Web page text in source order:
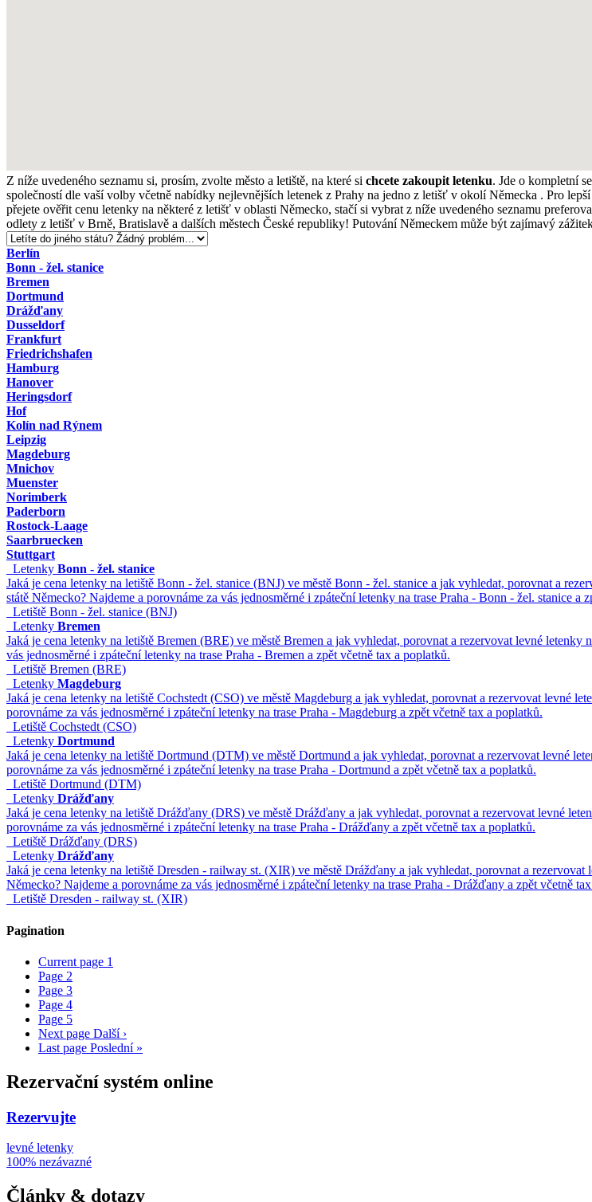
Z níže uvedeného seznamu si, prosím, zvolte město a letiště, na které si chcete zakoupit letenku. Jde o kompletní
společností dle vaší volby včetně nabídky nejlevnějších letenek z Prahy na jedno z letišť v okolí Německa . Pro
přejete ověřit cenu letenky na některé z letišť v oblasti Německo, stačí si vybrat z níže uvedeného seznamu
odlety z letišť v Brně, Bratislavě a dalších městech České republiky! Putování Německem může být zajímavý
Berlín
Bonn - žel. stanice
Bremen
Dortmund
Drážďany
Dusseldorf
Frankfurt
Friedrichshafen
Hamburg
Hanover
Heringsdorf
Hof
Kolín nad Rýnem
Leipzig
Magdeburg
Mnichov
Muenster
Norimberk
Paderborn
Rostock-Laage
Saarbruecken
Stuttgart
Letenky Bonn - žel. stanice
Jaká je cena letenky na letiště Bonn - žel. stanice (BNJ) ve městě Bonn - žel. stanice a jak vyhledat, porovnat a
státě Německo? Najdeme a porovnáme za vás jednosměrné i zpáteční letenky na trase Praha - Bonn - žel. stanice a
Letiště Bonn - žel. stanice (BNJ)
Letenky Bremen
Jaká je cena letenky na letiště Bremen (BRE) ve městě Bremen a jak vyhledat, porovnat a rezervovat levné
vás jednosměrné i zpáteční letenky na trase Praha - Bremen a zpět včetně tax a poplatků.
Letiště Bremen (BRE)
Letenky Magdeburg
Jaká je cena letenky na letiště Cochstedt (CSO) ve městě Magdeburg a jak vyhledat, porovnat a rezervovat levné
porovnáme za vás jednosměrné i zpáteční letenky na trase Praha - Magdeburg a zpět včetně tax a poplatků.
Letiště Cochstedt (CSO)
Letenky Dortmund
Jaká je cena letenky na letiště Dortmund (DTM) ve městě Dortmund a jak vyhledat, porovnat a rezervovat levné
porovnáme za vás jednosměrné i zpáteční letenky na trase Praha - Dortmund a zpět včetně tax a poplatků.
Letiště Dortmund (DTM)
Letenky Drážďany
Jaká je cena letenky na letiště Drážďany (DRS) ve městě Drážďany a jak vyhledat, porovnat a rezervovat levné
porovnáme za vás jednosměrné i zpáteční letenky na trase Praha - Drážďany a zpět včetně tax a poplatků.
Letiště Drážďany (DRS)
Letenky Drážďany
Jaká je cena letenky na letiště Dresden - railway st. (XIR) ve městě Drážďany a jak vyhledat, porovnat a
Německo? Najdeme a porovnáme za vás jednosměrné i zpáteční letenky na trase Praha - Drážďany a zpět včetně
Letiště Dresden - railway st. (XIR)
Pagination
Current page 1
Page 2
Page 3
Page 4
Page 5
Next page Další ›
Last page Poslední »
Rezervační systém online
Rezervujte
levné letenky
100% nezávazné
Články & dotazy